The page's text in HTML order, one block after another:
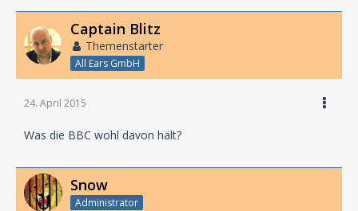
Captain Blitz
Themenstarter
All Ears GmbH
24. April 2015
Was die BBC wohl davon hält?
Snow
Administrator